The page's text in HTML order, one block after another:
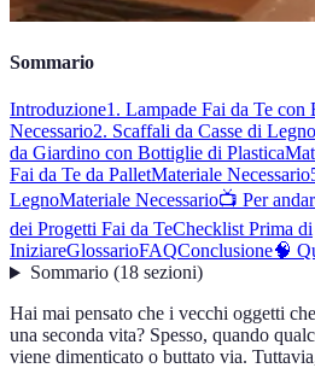
Sommario
Introduzione1. Lampade Fai da Te con
Necessario2. Scaffali da Casse di Legno
da Giardino con Bottiglie di Plastica
Fai da Te da PalletMateriale Necessario
LegnoMateriale Necessario📺 Per
dei Progetti Fai da TeChecklist Prima di
IniziareGlossarioFAQConclusione🧠
Sommario(18 sezioni)
Hai mai pensato che i vecchi oggetti
una seconda vita? Spesso, quando
viene dimenticato o buttato via.